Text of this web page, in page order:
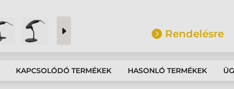
Rendelésre
KAPCSOLÓDÓ TERMÉKEK HASONLÓ TERMÉKEK